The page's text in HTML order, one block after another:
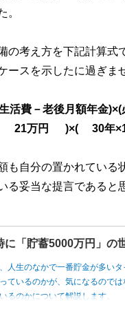
。
の考え方を下記計算
ースを示したに過ぎま
活費－老後月額年金
21万円 )×( 30年
も自分の置かれてい
妥当な提言であると
に「貯蓄5000万円」の
人生のなかで一番貯金が多い
ているのかが、気になるので
るのかについて解説します。